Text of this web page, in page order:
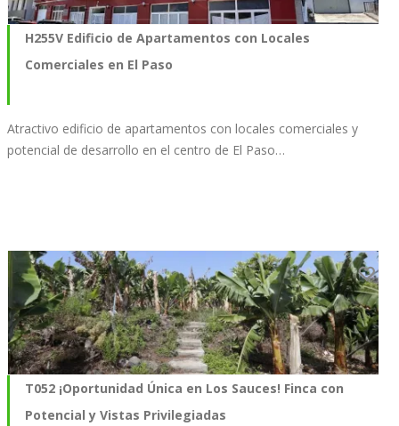
H255V Edificio de Apartamentos con Locales
Comerciales en El Paso
Atractivo edificio de apartamentos con locales comerciales y
potencial de desarrollo en el centro de El Paso…
T052 ¡Oportunidad Única en Los Sauces! Finca con
Potencial y Vistas Privilegiadas